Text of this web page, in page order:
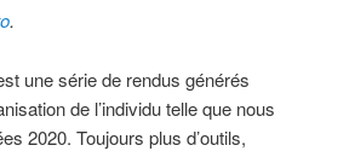
.
une série de rendus générés
de l’individu telle que nous
2020. Toujours plus d’outils,